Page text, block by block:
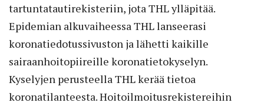
tartuntatautirekisteriin, jota THL ylläpitää.
Epidemian alkuvaiheessa THL lanseerasi
koronatiedotussivuston ja lähetti kaikille
sairaanhoitopiireille koronatietokyselyn.
Kyselyjen perusteella THL kerää tietoa
koronatilanteesta. Hoitoilmoitusrekistereihin